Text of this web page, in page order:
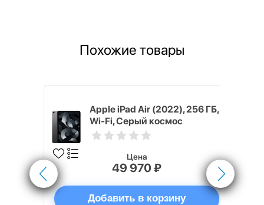
Похожие товары
Apple iPad Air (2022), 256 ГБ,
Wi-Fi, Серый космос
Цена
49 970 ₽
Добавить в корзину